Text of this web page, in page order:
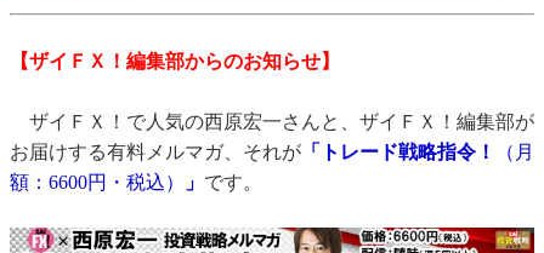
【ザイＦＸ！編集部からのお知らせ】
ザイＦＸ！で人気の西原宏一さんと、ザイＦＸ！編集部が
お届けする有料メルマガ、それが 「トレード戦略指令！
（月
額：6600円・税込）
」 です。